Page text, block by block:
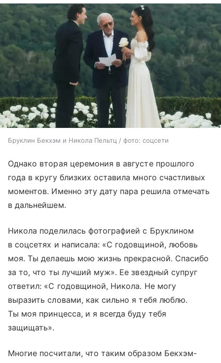
Бруклин Бекхэм и Никола Пельтц / фото: соцсети
Однако вторая церемония в августе прошлого
года в кругу близких оставила много счастливых
моментов. Именно эту дату пара решила отмечать
в дальнейшем.
Никола поделилась фотографией с Бруклином
в соцсетях и написала: «С годовщиной, любовь
моя. Ты делаешь мою жизнь прекрасной. Спасибо
за то, что ты лучший муж». Ее звездный супруг
ответил: «С годовщиной, Никола. Не могу
выразить словами, как сильно я тебя люблю.
Ты моя принцесса, и я всегда буду тебя
защищать».
Многие посчитали, что таким образом Бекхэм-